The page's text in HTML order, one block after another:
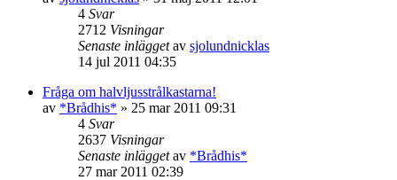
4 Svar
2712 Visningar
Senaste inläggetav sjolundnicklas
14 jul 2011 04:35
Fråga om halvljusstrålkastarna!
av *Brådhis* » 25 mar 2011 09:31
4 Svar
2637 Visningar
Senaste inläggetav *Brådhis*
27 mar 2011 02:39